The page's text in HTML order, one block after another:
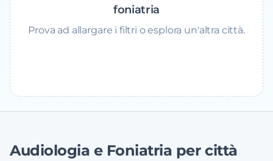
foniatria
Prova ad allargare i filtri o esplora un'altra città.
Audiologia e Foniatria per città